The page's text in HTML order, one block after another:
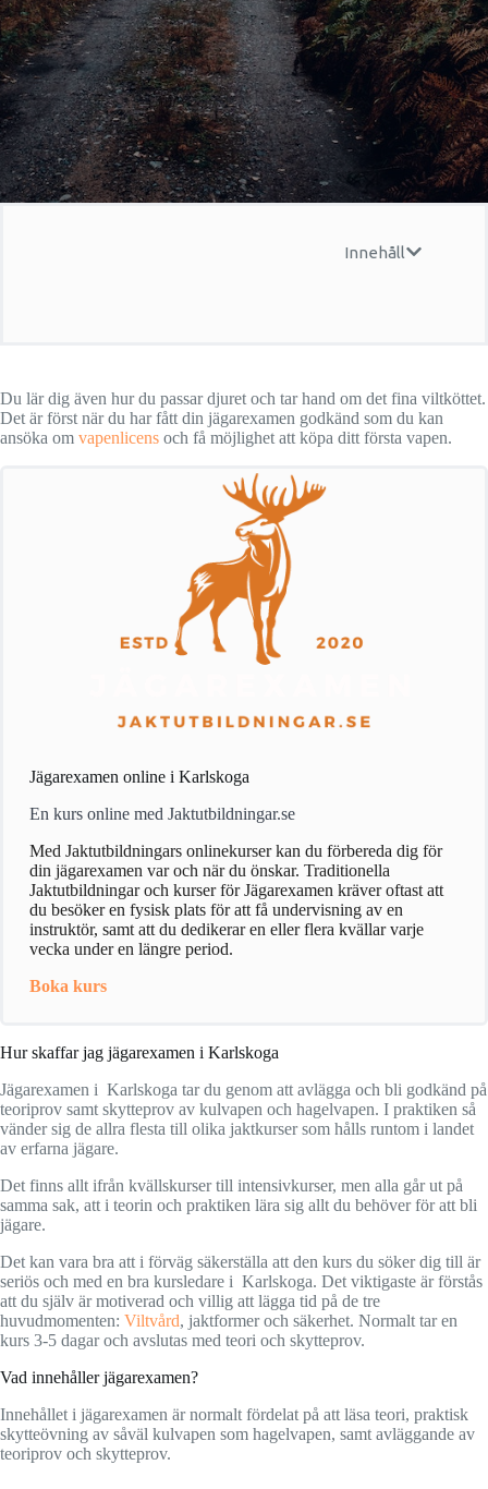
Innehåll
Du lär dig även hur du passar djuret och tar hand om det fina viltköttet.
Det är först när du har fått din jägarexamen godkänd som du kan
ansöka om vapenlicens och få möjlighet att köpa ditt första vapen.
Jägarexamen online i Karlskoga
En kurs online med Jaktutbildningar.se
Med Jaktutbildningars onlinekurser kan du förbereda dig för
din jägarexamen var och när du önskar. Traditionella
Jaktutbildningar och kurser för Jägarexamen kräver oftast att
du besöker en fysisk plats för att få undervisning av en
instruktör, samt att du dedikerar en eller flera kvällar varje
vecka under en längre period.
Boka kurs
Hur skaffar jag jägarexamen i Karlskoga
Jägarexamen i Karlskoga tar du genom att avlägga och bli godkänd på
teoriprov samt skytteprov av kulvapen och hagelvapen. I praktiken så
vänder sig de allra flesta till olika jaktkurser som hålls runtom i landet
av erfarna jägare.
Det finns allt ifrån kvällskurser till intensivkurser, men alla går ut på
samma sak, att i teorin och praktiken lära sig allt du behöver för att bli
jägare.
Det kan vara bra att i förväg säkerställa att den kurs du söker dig till är
seriös och med en bra kursledare i Karlskoga. Det viktigaste är förstås
att du själv är motiverad och villig att lägga tid på de tre
huvudmomenten: Viltvård, jaktformer och säkerhet. Normalt tar en
kurs 3-5 dagar och avslutas med teori och skytteprov.
Vad innehåller jägarexamen?
Innehållet i jägarexamen är normalt fördelat på att läsa teori, praktisk
skytteövning av såväl kulvapen som hagelvapen, samt avläggande av
teoriprov och skytteprov.